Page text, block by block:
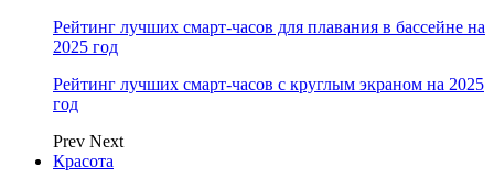
Рейтинг лучших смарт-часов для плавания в бассейне на
2025 год
Рейтинг лучших смарт-часов с круглым экраном на 2025
год
Prev Next
Красота